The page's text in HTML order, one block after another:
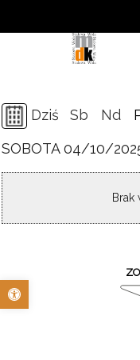
Otwórz pasek narzędzi
14 48
Dziś Sb Nd
SOBOTA 04/10/
Brak